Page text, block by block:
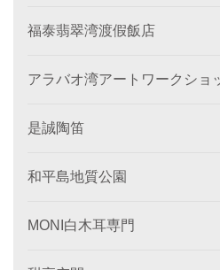
福泰翡翠湾渡假飯店
アラバオ湾アートワークショ
是誠陶笛
和平島地質公園
MONI白木耳専門